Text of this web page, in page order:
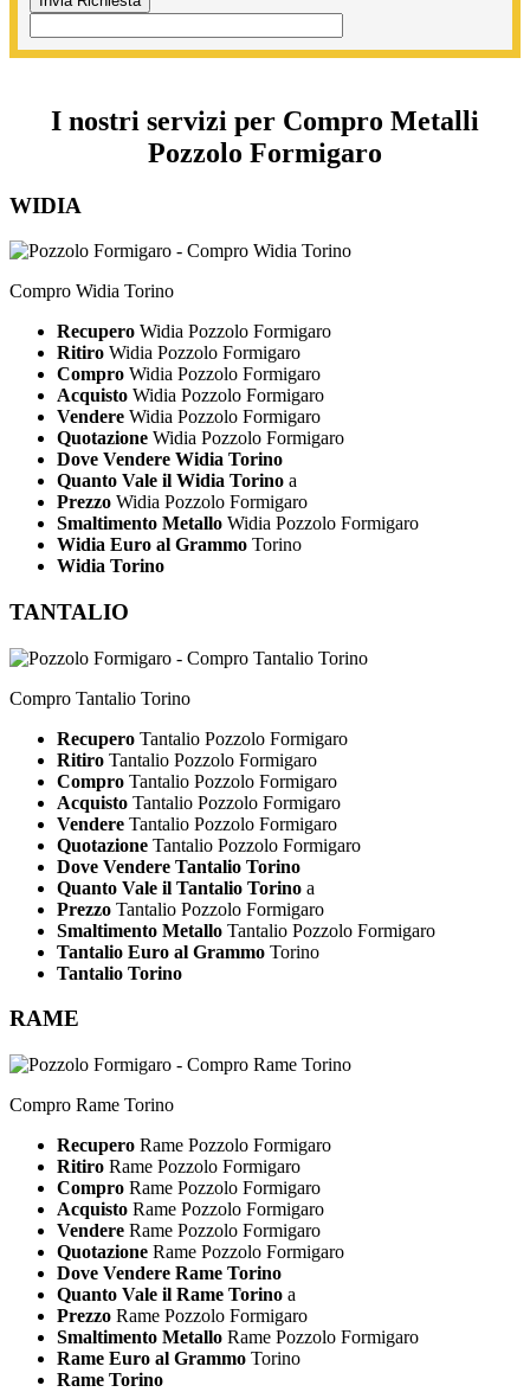
I nostri servizi per Compro Metalli
Pozzolo Formigaro
WIDIA
Compro Widia Torino
Recupero Widia Pozzolo Formigaro
Ritiro Widia Pozzolo Formigaro
Compro Widia Pozzolo Formigaro
Acquisto Widia Pozzolo Formigaro
Vendere Widia Pozzolo Formigaro
Quotazione Widia Pozzolo Formigaro
Dove Vendere Widia Torino
Quanto Vale il Widia Torino a
Prezzo Widia Pozzolo Formigaro
Smaltimento Metallo Widia Pozzolo Formigaro
Widia Euro al Grammo Torino
Widia Torino
TANTALIO
Compro Tantalio Torino
Recupero Tantalio Pozzolo Formigaro
Ritiro Tantalio Pozzolo Formigaro
Compro Tantalio Pozzolo Formigaro
Acquisto Tantalio Pozzolo Formigaro
Vendere Tantalio Pozzolo Formigaro
Quotazione Tantalio Pozzolo Formigaro
Dove Vendere Tantalio Torino
Quanto Vale il Tantalio Torino a
Prezzo Tantalio Pozzolo Formigaro
Smaltimento Metallo Tantalio Pozzolo Formigaro
Tantalio Euro al Grammo Torino
Tantalio Torino
RAME
Compro Rame Torino
Recupero Rame Pozzolo Formigaro
Ritiro Rame Pozzolo Formigaro
Compro Rame Pozzolo Formigaro
Acquisto Rame Pozzolo Formigaro
Vendere Rame Pozzolo Formigaro
Quotazione Rame Pozzolo Formigaro
Dove Vendere Rame Torino
Quanto Vale il Rame Torino a
Prezzo Rame Pozzolo Formigaro
Smaltimento Metallo Rame Pozzolo Formigaro
Rame Euro al Grammo Torino
Rame Torino